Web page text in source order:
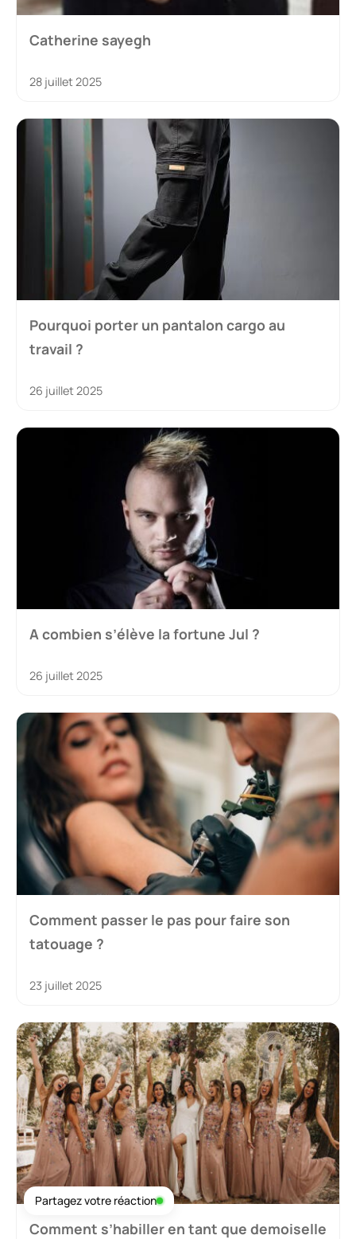
Catherine sayegh
28 juillet 2025
Pourquoi porter un pantalon cargo au
travail ?
26 juillet 2025
A combien s’élève la fortune Jul ?
26 juillet 2025
Comment passer le pas pour faire son
tatouage ?
23 juillet 2025
Comment s’habiller en tant que demoiselle
Partagez votre réaction